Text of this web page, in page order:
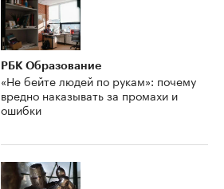
РБК Образование
«Не бейте людей по рукам»: почему
вредно наказывать за промахи и
ошибки